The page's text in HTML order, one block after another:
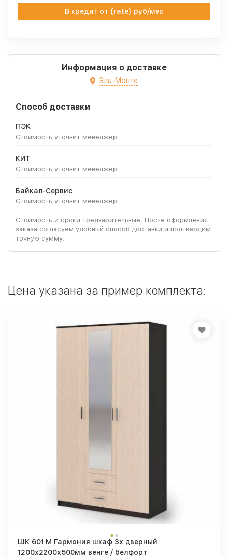
В кредит от {rate} руб/мес
Информация о доставке
Эль-Монте
Способ доставки
ПЭК
Стоимость уточнит менеджер
КИТ
Стоимость уточнит менеджер
Байкал-Сервис
Стоимость уточнит менеджер
Стоимость и сроки предварительные. После оформления
заказа согласуем удобный способ доставки и подтвердим
точную сумму.
Цена указана за пример комплекта:
ШК 601 М Гармония шкаф 3х дверный
1200х2200х500мм венге / белфорт